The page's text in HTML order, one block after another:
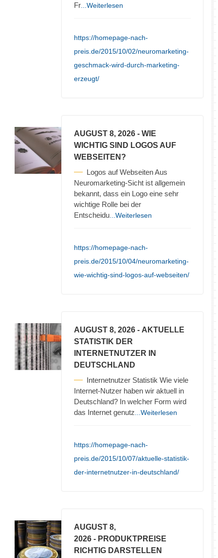
Fr ...Weiterlesen
https://homepage-nach-
preis.de/2015/10/02/neuromarketing-
geschmack-wird-durch-marketing-
erzeugt/
AUGUST 8, 2026 - WIE
WICHTIG SIND LOGOS AUF
WEBSEITEN?
Logos auf Webseiten Aus
Neuromarketing-Sicht ist allgemein
bekannt, dass ein Logo eine sehr
wichtige Rolle bei der
Entscheidu ...Weiterlesen
https://homepage-nach-
preis.de/2015/10/04/neuromarketing-
wie-wichtig-sind-logos-auf-webseiten/
AUGUST 8, 2026 - AKTUELLE
STATISTIK DER
INTERNETNUTZER IN
DEUTSCHLAND
Internetnutzer Statistik Wie viele
Internet-Nutzer haben wir aktuell in
Deutschland? In welcher Form wird
das Internet genutz ...Weiterlesen
https://homepage-nach-
preis.de/2015/10/07/aktuelle-statistik-
der-internetnutzer-in-deutschland/
AUGUST 8,
2026 - PRODUKTPREISE
RICHTIG DARSTELLEN